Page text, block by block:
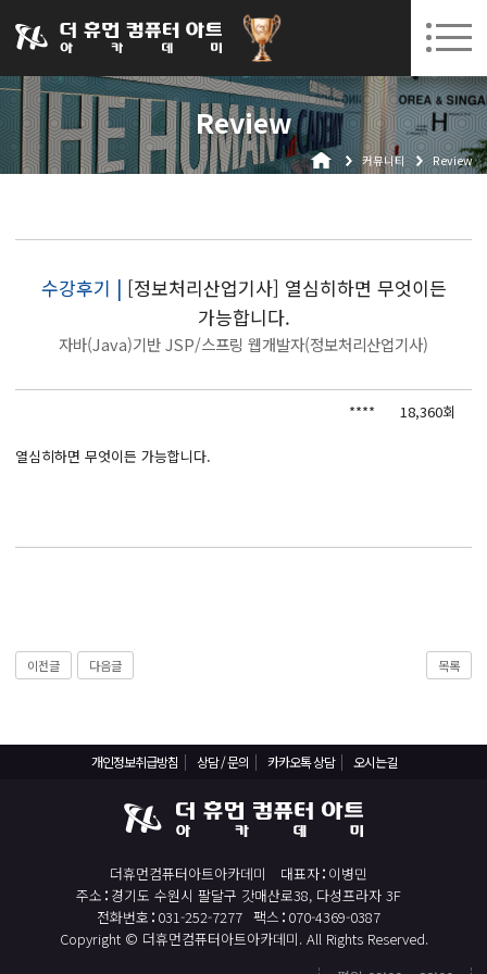
031-252-7277 수원캠퍼스 개강 08. 24.(월)
로그인 회원가입 고객센터
Review
커뮤니티 Review
수강후기 | [정보처리산업기사] 열심히하면 무엇이든
가능합니다.
자바(Java)기반 JSP/스프링 웹개발자(정보처리산업기사)
**** 18,360회
열심히하면 무엇이든 가능합니다.
이전글 다음글 목록
개인정보취급방침 상담 / 문의 카카오톡 상담 오시는길
더휴먼컴퓨터아트아카데미 대표자 이병민
주소 경기도 수원시 팔달구 갓매산로38, 다성프라자 3F
전화번호 031-252-7277 팩스 070-4369-0387
Copyright © 더휴먼컴퓨터아트아카데미. All Rights Reserved.
아카데미소개
인사말
오시는길
BIM 건축설계 및 실내건축설계(캐드(CAD),맥스(MAX),레빗(REVIT))실무자 양성과정
전산세무회계 자격취득과정[전산회계1급/전산세무2급/FAT1급/TAT2급]
직업상담사 2급 (필기+실기) 자격증 취득과정
일러스트 자격증 취득과정(GTQi 1급)
전산회계 1급 / FAT 1급 자격증 취득과정
전산세무 2급 / TAT 2급 자격증 취득과정